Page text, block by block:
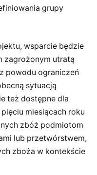
grupy
wsparcie będzie
zagrożonym utratą
powodu ograniczeń
sytuacją
też dostępne dla
miesiącach roku
zbóż podmiotom
lub przetwórstwem,
zboża w kontekście